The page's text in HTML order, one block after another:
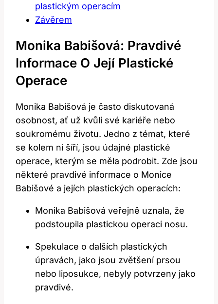
plastickým operacím
Závěrem
Monika Babišová: Pravdivé
Informace O Její Plastické
Operace
Monika Babišová je ‍často diskutovaná‌
osobnost, ať už kvůli své kariéře nebo
soukromému životu. Jedno⁢ z⁤ témat, které
se kolem ní šíří, jsou údajné plastické
operace,‌ kterým se měla podrobit. Zde jsou‍
některé pravdivé informace o ⁤Monice
Babišové a jejích ⁢plastických operacích:
Monika Babišová veřejně uznala, že
podstoupila ⁢plastickou ⁤operaci‍ nosu.
Spekulace o dalších plastických
úpravách,​ jako jsou zvětšení⁤ prsou
nebo liposukce, nebyly potvrzeny jako
⁤pravdivé.